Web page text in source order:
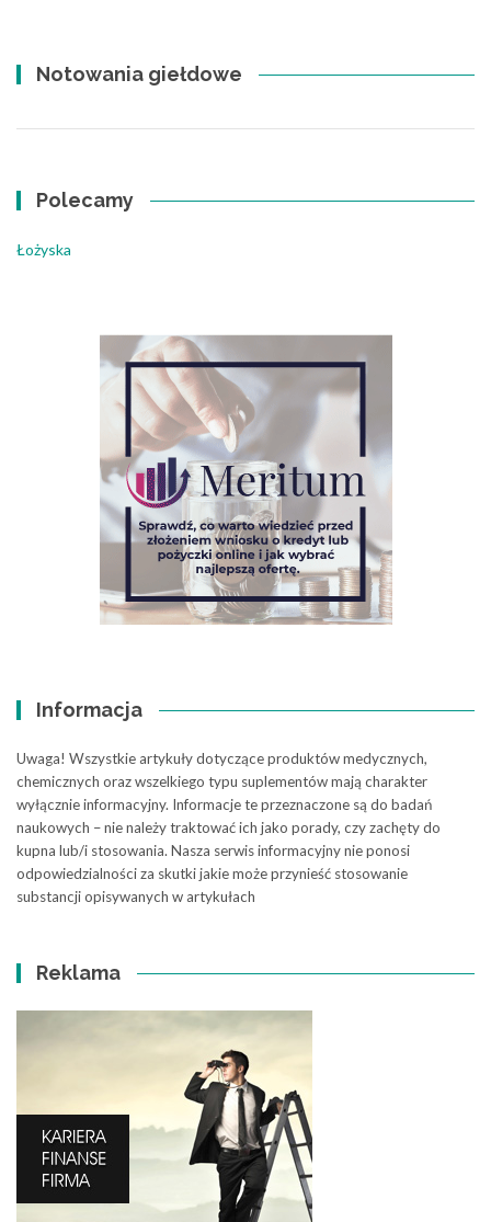
Notowania giełdowe
Polecamy
Łożyska
Informacja
Uwaga! Wszystkie artykuły dotyczące produktów medycznych,
chemicznych oraz wszelkiego typu suplementów mają charakter
wyłącznie informacyjny. Informacje te przeznaczone są do badań
naukowych – nie należy traktować ich jako porady, czy zachęty do
kupna lub/i stosowania. Nasza serwis informacyjny nie ponosi
odpowiedzialności za skutki jakie może przynieść stosowanie
substancji opisywanych w artykułach
Reklama